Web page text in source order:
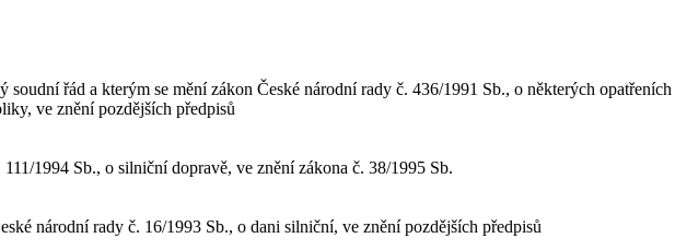
soudní řád a kterým se mění zákon České národní rady č. 436/1991 Sb., o některých
ve znění pozdějších předpisů
1994 Sb., o silniční dopravě, ve znění zákona č. 38/1995 Sb.
národní rady č. 16/1993 Sb., o dani silniční, ve znění pozdějších předpisů